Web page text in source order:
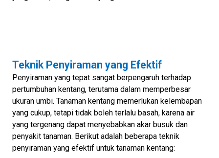
Teknik Penyiraman yang Efektif
Penyiraman yang tepat sangat berpengaruh terhadap
pertumbuhan kentang, terutama dalam memperbesar
ukuran umbi. Tanaman kentang memerlukan kelembapan
yang cukup, tetapi tidak boleh terlalu basah, karena air
yang tergenang dapat menyebabkan akar busuk dan
penyakit tanaman. Berikut adalah beberapa teknik
penyiraman yang efektif untuk tanaman kentang: